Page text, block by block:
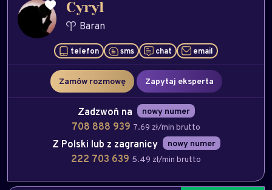
Cyryl
Baran
telefon sms chat email
Zamów rozmowę Zapytaj eksperta
Zadzwoń na nowy numer
708 888 939 7.69 zł/min brutto
Z Polski lub z zagranicy nowy numer
222 703 639 5.49 zł/min brutto